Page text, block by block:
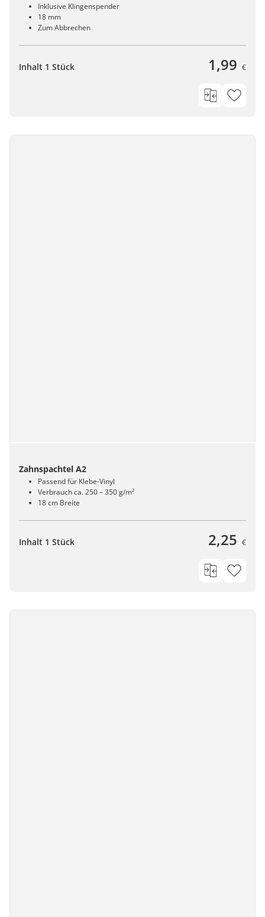
Inklusive Klingenspender
18 mm
Zum Abbrechen
Inhalt 1 Stück 1,99 €
Zahnspachtel A2
Passend für Klebe-Vinyl
Verbrauch ca. 250 – 350 g/m²
18 cm Breite
Inhalt 1 Stück 2,25 €